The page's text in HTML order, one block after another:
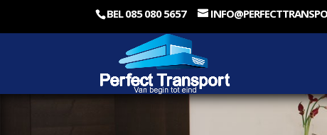
BEL 085 080 5657